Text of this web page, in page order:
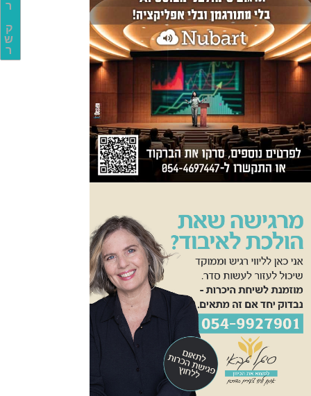
ר
ק
ש
ר